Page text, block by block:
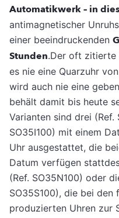
Automatikwerk – in
antimagnetischer
einer beeindruckenden
Stunden.Der oft zitierte
es nie eine Quarzuhr
wird auch nie eine
behält damit bis heute
Varianten sind drei (Ref.
SO35I100) mit einem
Uhr ausgestattet, die
Datum verfügen
(Ref. SO35N100) oder
SO35S100), die bei
produzierten Uhren zur